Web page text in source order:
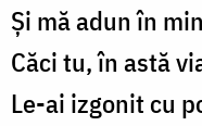
Și mă adun în
Căci tu, în astă
Le-ai izgonit cu